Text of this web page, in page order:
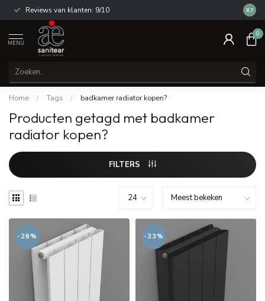
Reviews van klanten: 9/10 14
8.7
MENU
0
Home / Tags / badkamer radiator kopen?
Producten getagd met badkamer
radiator kopen?
FILTERS
-26% -33%